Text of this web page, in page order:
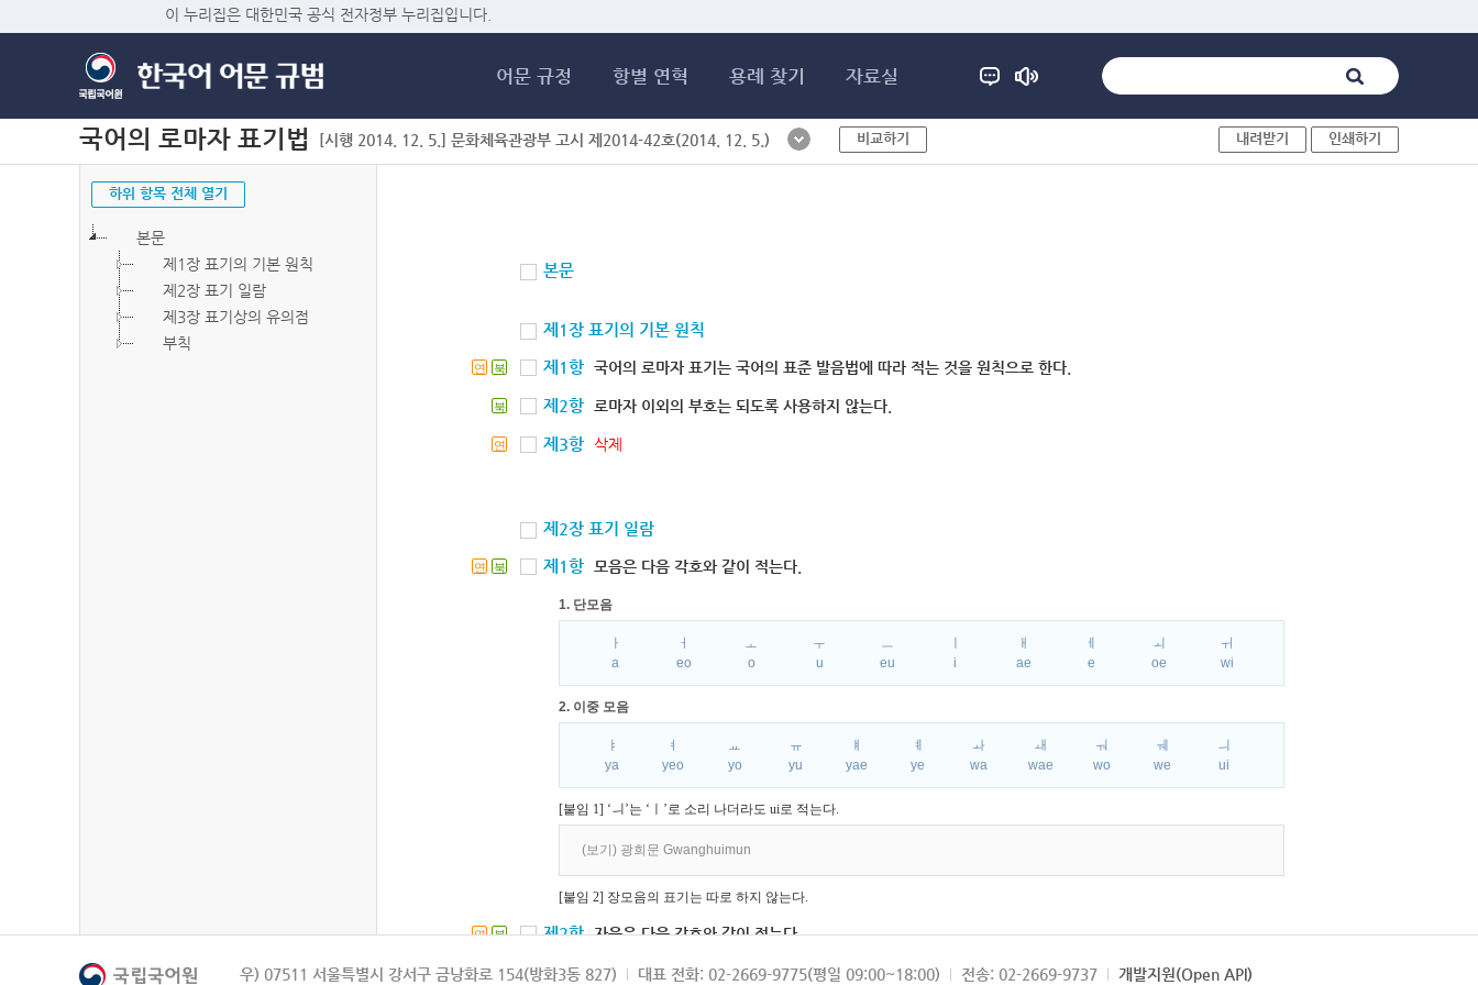
이 누리집은 대한민국 공식 전자정부 누리집입니다.
어문 규정 항별 연혁 용례 찾기 자료실
국어의 로마자 표기법 [시행 2014. 12. 5.] 문화체육관광부 고시 제2014-42호(2014. 12. 5.) 비교하기 내려받기 인쇄하기
하위 항목 전체 열기
본문
제1장 표기의 기본 원칙
제2장 표기 일람
제3장 표기상의 유의점
부칙
본문
제1장 표기의 기본 원칙
연 북 제1항 국어의 로마자 표기는 국어의 표준 발음법에 따라 적는 것을 원칙으로 한다.
북 제2항 로마자 이외의 부호는 되도록 사용하지 않는다.
연 제3항 삭제
제2장 표기 일람
연 북 제1항 모음은 다음 각호와 같이 적는다.
1. 단모음
ㅏ
a
ㅓ
eo
ㅗ
o
ㅜ
u
ㅡ
eu
i
ㅐ
ae
ㅔ
e
ㅚ
oe
ㅟ
wi
2. 이중 모음
ㅑ
ya
ㅕ
yeo
ㅛ
yo
ㅠ
yu
ㅒ
yae
ㅖ
ye
ㅘ
wa
ㅙ
wae
ㅝ
wo
ㅞ
we
ㅢ
ui
[붙임 1] ‘ㅢ’는 ‘ㅣ’로 소리 나더라도 ui로 적는다.
(보기) 광희문 Gwanghuimun
[붙임 2] 장모음의 표기는 따로 하지 않는다.
연 북 제2항 자음은 다음 각호와 같이 적는다.
1. 파열음
우) 07511 서울특별시 강서구 금낭화로 154(방화3동 827) 대표 전화: 02-2669-9775(평일 09:00~18:00) 전송: 02-2669-9737 개발지원(Open API)